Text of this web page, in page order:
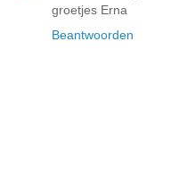
groetjes Erna
Beantwoorden